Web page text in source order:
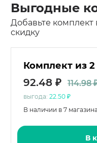
Выгодные
Добавьте комплект
скидку
Комплект из 2
92.48 ₽ 114.98
выгода: 22.50 ₽
В наличии в 7
В